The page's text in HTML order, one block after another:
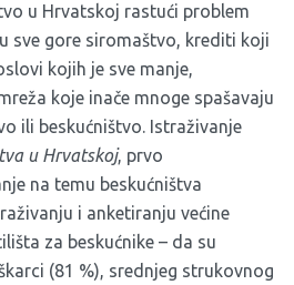
u Hrvatskoj rastući problem
sve gore siromaštvo, krediti koji
kojih je sve manje,
koje inače mnoge spašavaju
ili beskućništvo. Istraživanje
u Hrvatskoj, prvo
na temu beskućništva
i anketiranju većine
za beskućnike – da su
(81 %), srednjeg strukovnog